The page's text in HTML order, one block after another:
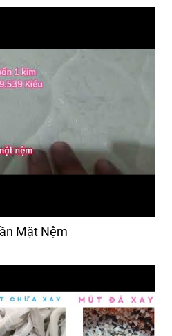
Mặt Nệm